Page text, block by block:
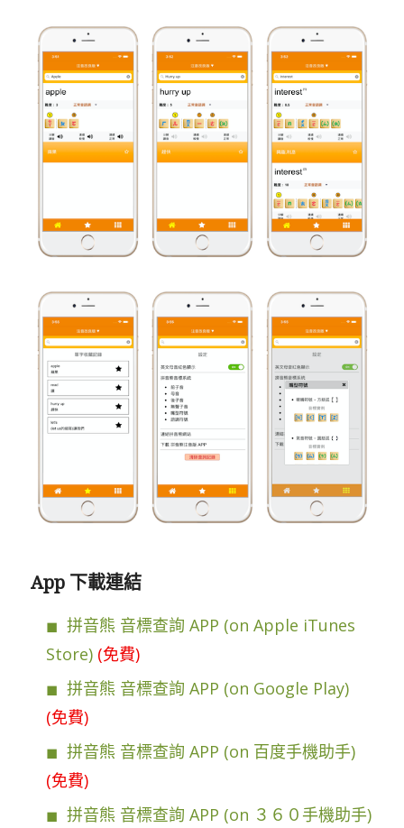
App 下載連結
拼音熊 音標查詢 APP (on Apple iTunes
Store) (免費)
拼音熊 音標查詢 APP (on Google Play)
(免費)
拼音熊 音標查詢 APP (on 百度手機助手)
(免費)
拼音熊 音標查詢 APP (on ３６０手機助手)